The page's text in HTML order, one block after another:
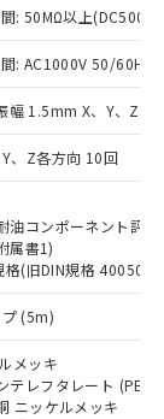
: 50MΩ以上(DC500V
: AC1000V 50/60Hz
幅 1.5mm X、Y、Z各
、Z各方向 10回
油コンポーネント評
属書1)
(旧DIN規格 40050
(5m)
メッキ
レフタレート (PBT)
ニッケルメッキ
果は、
内デー
り、閲
よび標
とをご
はお客
のオ
売員に
販売拠
ご確認
当社の
たは開
、 カド
フェニル
ヘキシ
酸ブチ
ブチル
ル
に対する
超える意
予定
ビフェ
ルエーテ
タル酸ジ
ンジ
が基
有害物
商品
輸出
、日本
引許
きを
は、完
されな
サイ
その他
に一切
売する
容を当
社は、
り
つ
、ま
制御
ご確